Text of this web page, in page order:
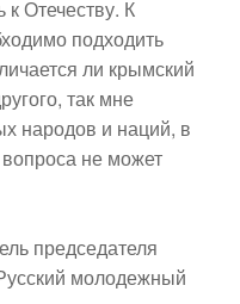
Отечеству. К
подходить
ли крымский
так мне
народов и наций, в
не может
председателя
молодежный